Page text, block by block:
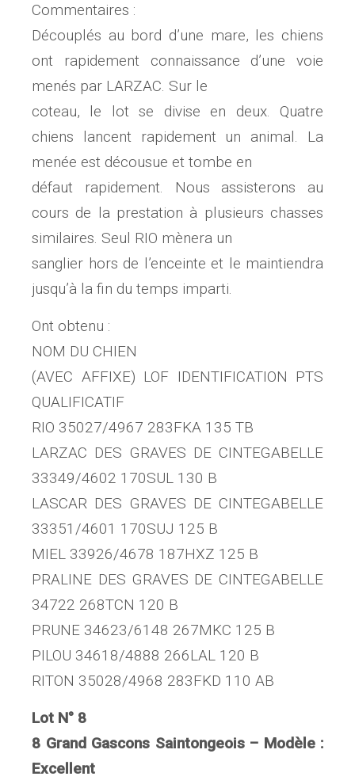
Commentaires :
Découplés au bord d’une mare, les chiens
ont rapidement connaissance d’une voie
menés par LARZAC. Sur le
coteau, le lot se divise en deux. Quatre
chiens lancent rapidement un animal. La
menée est décousue et tombe en
défaut rapidement. Nous assisterons au
cours de la prestation à plusieurs chasses
similaires. Seul RIO mènera un
sanglier hors de l’enceinte et le maintiendra
jusqu’à la fin du temps imparti.
Ont obtenu :
NOM DU CHIEN
(AVEC AFFIXE) LOF IDENTIFICATION PTS
QUALIFICATIF
RIO 35027/4967 283FKA 135 TB
LARZAC DES GRAVES DE CINTEGABELLE
33349/4602 170SUL 130 B
LASCAR DES GRAVES DE CINTEGABELLE
33351/4601 170SUJ 125 B
MIEL 33926/4678 187HXZ 125 B
PRALINE DES GRAVES DE CINTEGABELLE
34722 268TCN 120 B
PRUNE 34623/6148 267MKC 125 B
PILOU 34618/4888 266LAL 120 B
RITON 35028/4968 283FKD 110 AB
Lot N° 8
8 Grand Gascons Saintongeois – Modèle :
Excellent